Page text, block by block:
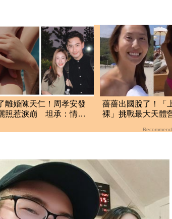
離婚陳天仁！周孝安發
照惹淚崩 坦承：情緒
薔薔出國脫了！「
裸」挑戰最大天